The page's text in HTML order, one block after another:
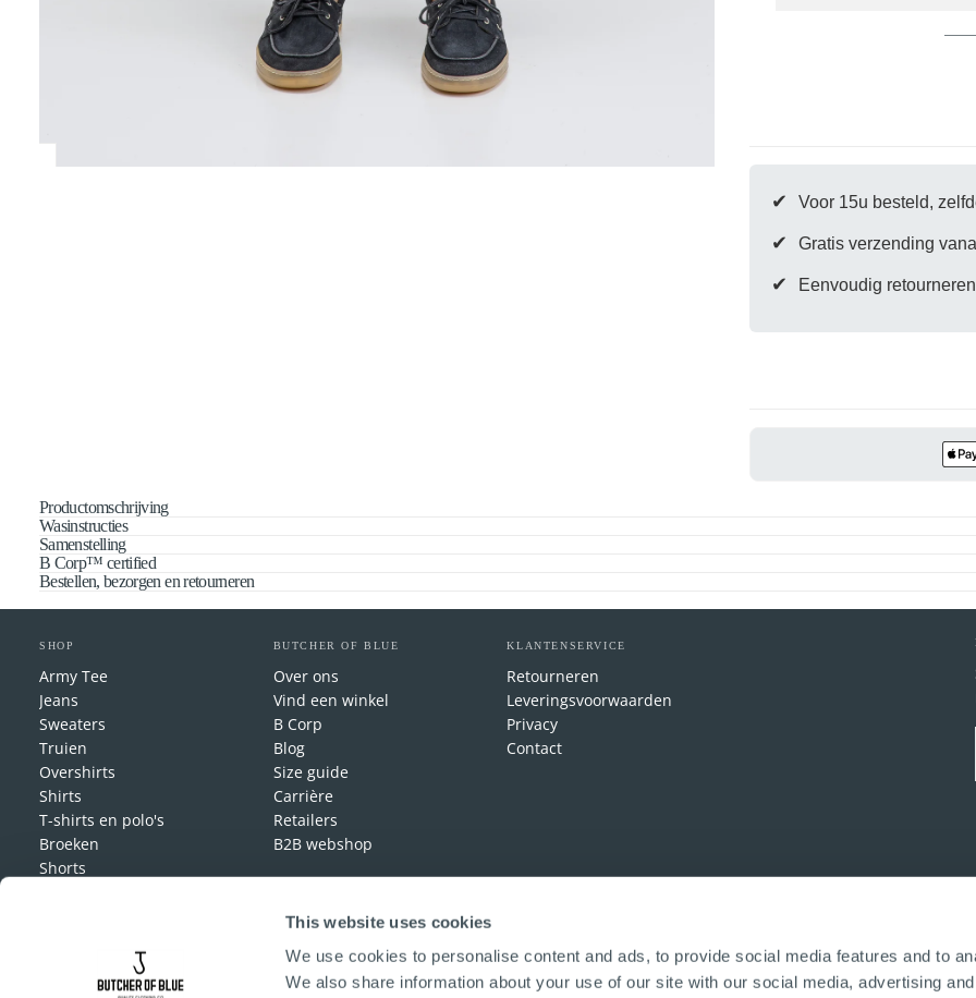
This website uses cookies
We use cookies to personalise content and ads, to provide social media features and to
We also share information about your use of our site with our social media, advertising
✔ Voor 15u besteld,
✔ Gratis verzending
✔ Eenvoudig
Productomschrijving
Wasinstructies
Samenstelling
B Corp™ certified
Bestellen, bezorgen en retourneren
SHOP
Army Tee
Jeans
Sweaters
Truien
Overshirts
Shirts
T-shirts en polo's
Broeken
Shorts
BUTCHER OF BLUE
Over ons
Vind een winkel
B Corp
Blog
Size guide
Carrière
Retailers
B2B webshop
KLANTENSERVICE
Retourneren
Leveringsvoorwaarden
Privacy
Contact
Er is nog geen